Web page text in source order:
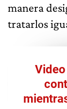
manera
tratarlos